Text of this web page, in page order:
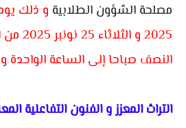
مصلحة الشؤون الطلابية
2025 و
النصف صباحا إلى الساعة الواحدة
التراث المعزز و الفنون التفاعلية